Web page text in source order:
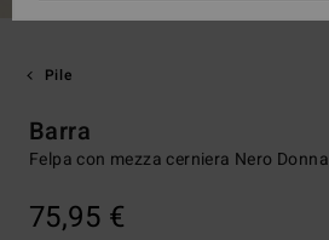
Pile
Barra
Felpa con mezza cerniera Nero Donna
75,95 €